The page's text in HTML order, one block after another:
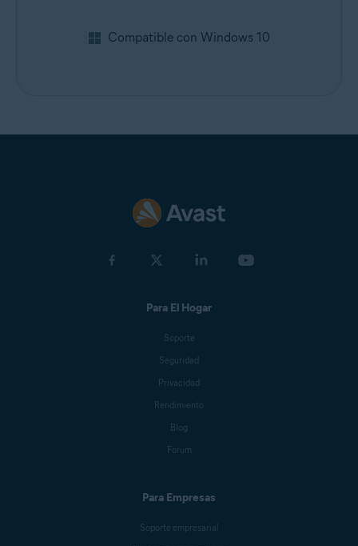
Compatible con Windows 10
Para El Hogar
Soporte
Seguridad
Privacidad
Rendimiento
Blog
Forum
Para Empresas
Soporte empresarial